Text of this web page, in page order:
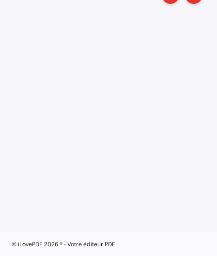
© iLovePDF 2026 ® - Votre éditeur PDF